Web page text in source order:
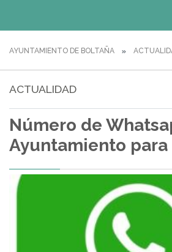
AYUNTAMIENTO DE BOLTAÑA
ACTUALIDAD
Número de
Ayuntamiento